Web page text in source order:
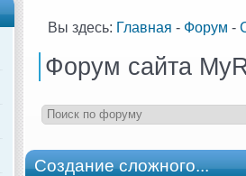
Вы здесь: Главная - Форум -
Форум сайта
Создание сложного...